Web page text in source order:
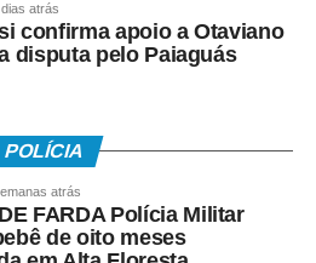
atrás
confirma apoio a Otaviano
disputa pelo Paiaguás
POLÍCIA
atrás
FARDA Polícia Militar
de oito meses